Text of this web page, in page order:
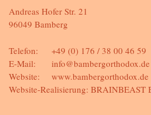
Andreas Hofer Str. 21
96049 Bamberg
Telefon:
E-Mail:
Website:
+49 (0) 176 / 38 00 46 59
info@bambergorthodox.de
www.bambergorthodox.de
Website-Realisierung: BRAINBEAST